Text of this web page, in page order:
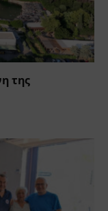
της